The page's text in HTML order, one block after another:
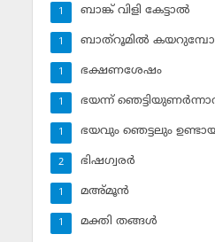
ബാങ്ക് വിളി കേട്ടാല്‍
1
ബാത്‌റൂമില്‍
1
ഭക്ഷണശേഷം
1
ഭയന്ന്
1
ഭയവും ഞെട്ടലും
1
ഭിഷഗ്വരര്‍
2
മഅ്മൂന്‍
1
മക്തി തങ്ങള്‍
1